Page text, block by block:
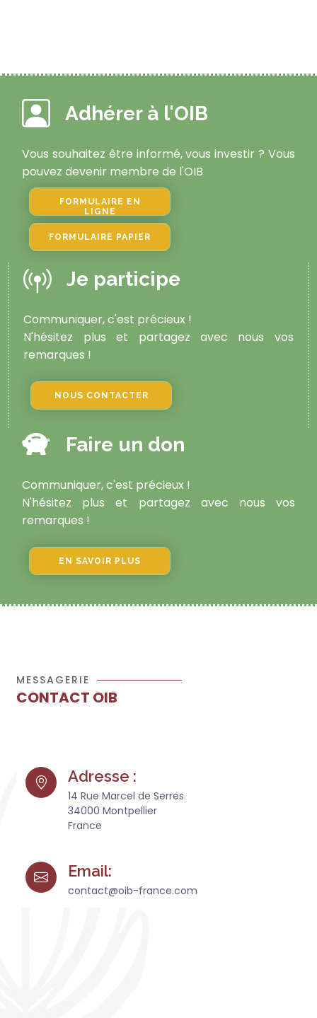
Adhérer à l'OIB
Vous souhaitez être informé, vous investir ? Vous
pouvez devenir membre de l'OIB
FORMULAIRE EN
LIGNE
FORMULAIRE PAPIER
Je participe
Communiquer, c'est précieux !
N'hésitez plus et partagez avec nous vos
remarques !
NOUS CONTACTER
Faire un don
Communiquer, c'est précieux !
N'hésitez plus et partagez avec nous vos
remarques !
EN SAVOIR PLUS
MESSAGERIE
CONTACT OIB
Adresse :
14 Rue Marcel de Serres
34000 Montpellier
France
Email:
contact@oib-france.com